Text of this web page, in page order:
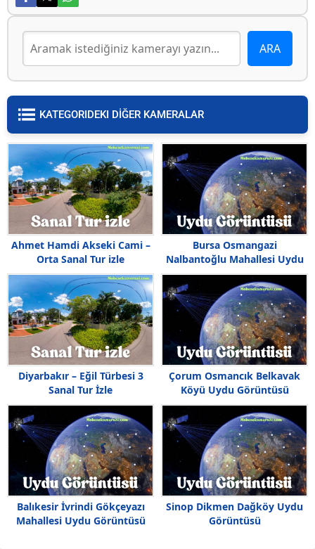
KATEGORIDEKI DİĞER KAMERALAR
Ahmet Hamdi Akseki Cami –
Orta Sanal Tur izle
Bursa Osmangazi
Nalbantoğlu Mahallesi Uydu
Görüntüsü
Diyarbakır – Eğil Türbesi 3
Sanal Tur İzle
Çorum Osmancık Belkavak
Köyü Uydu Görüntüsü
Balıkesir İvrindi Gökçeyazı
Mahallesi Uydu Görüntüsü
Sinop Dikmen Dağköy Uydu
Görüntüsü